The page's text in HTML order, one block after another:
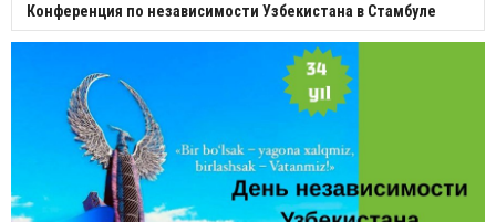
Конференция по независимости Узбекистана в Стамбуле